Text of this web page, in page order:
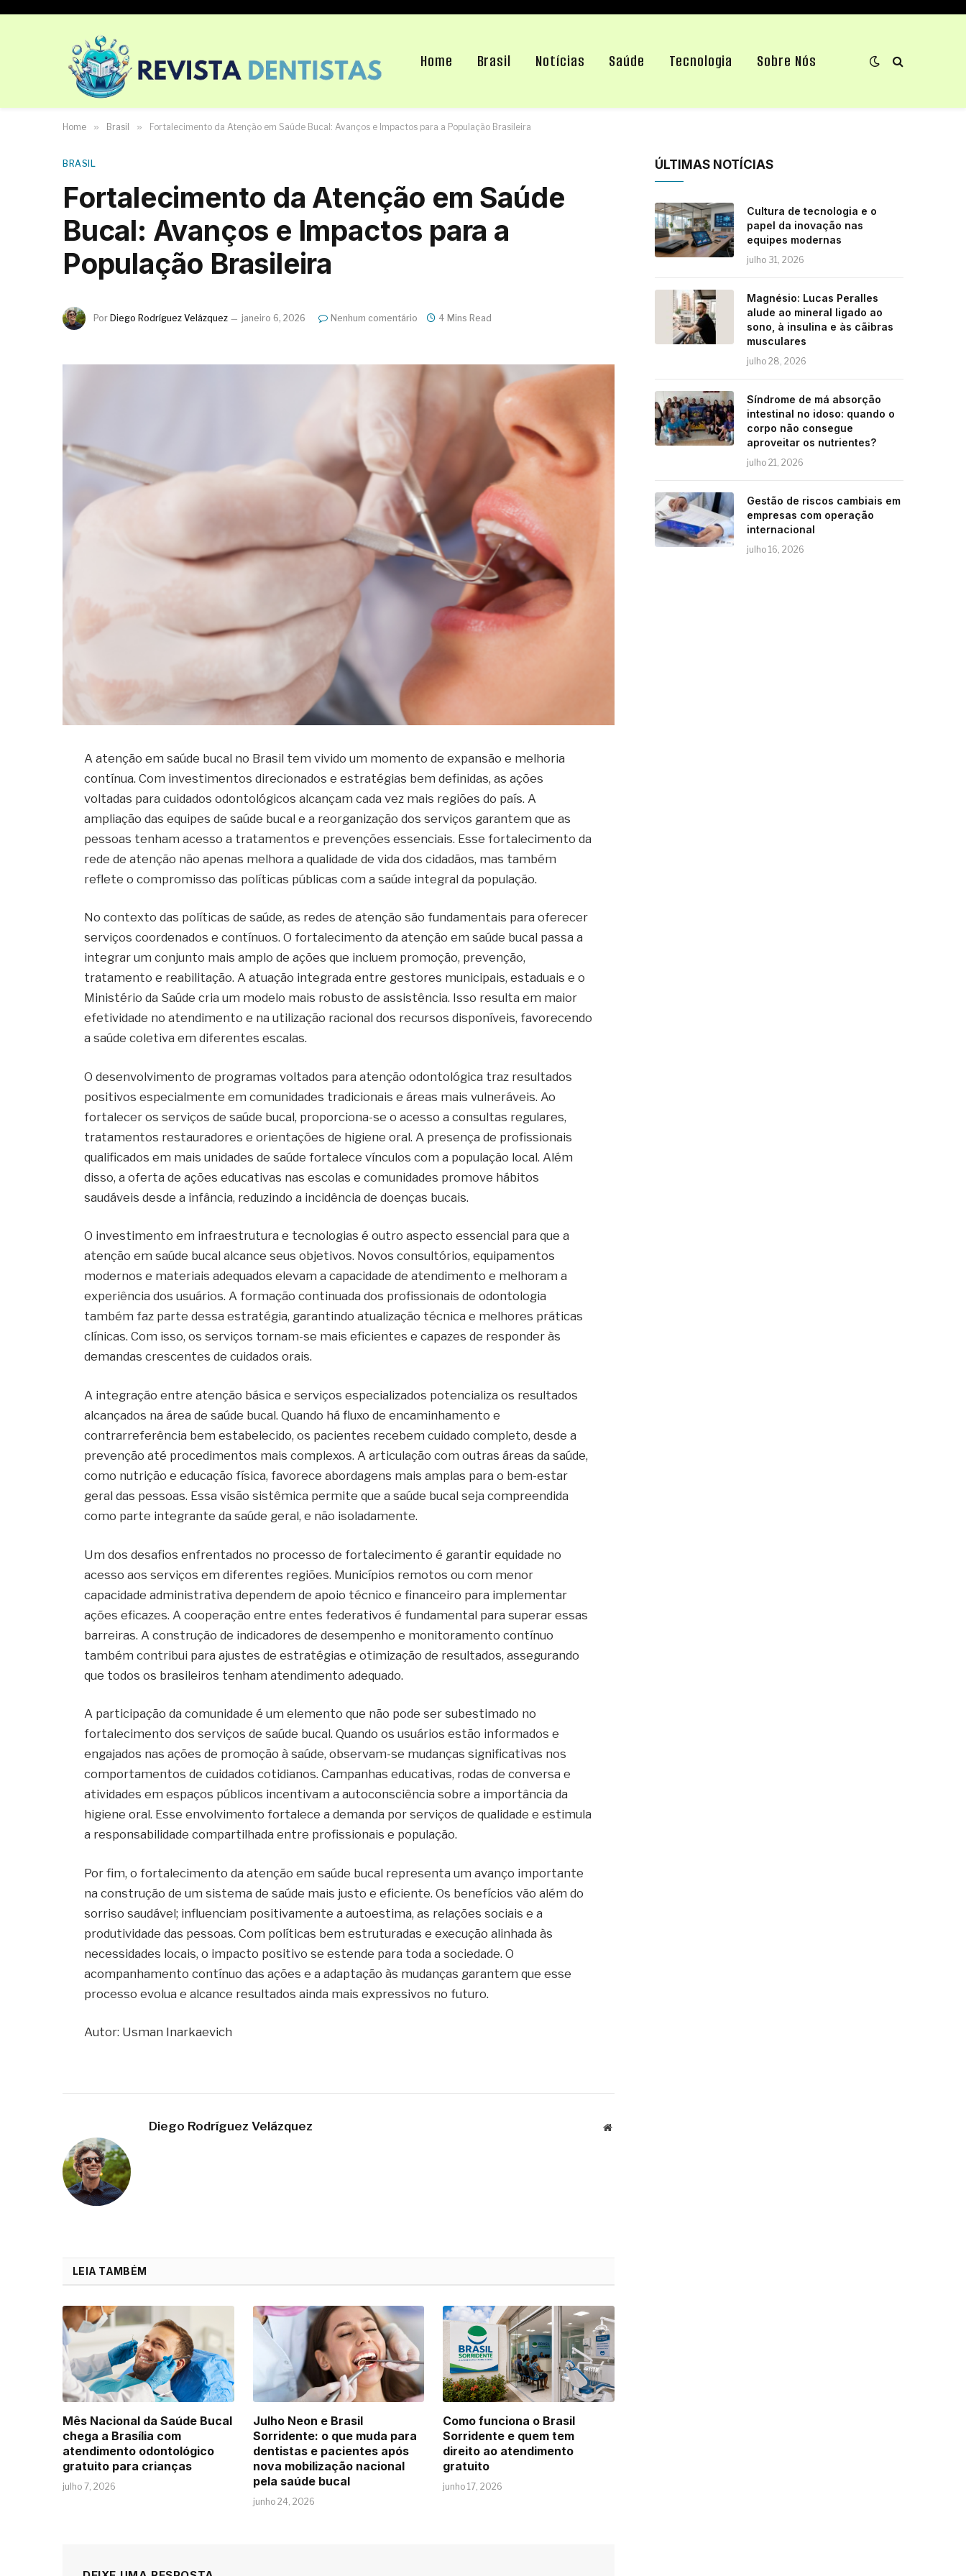
Home Brasil Notícias Saúde Tecnologia Sobre Nós
Home » Brasil » Fortalecimento da Atenção em Saúde Bucal: Avanços e Impactos para a População Brasileira
BRASIL
Fortalecimento da Atenção em Saúde
Bucal: Avanços e Impactos para a
População Brasileira
Por Diego Rodríguez Velázquez janeiro 6, 2026 Nenhum comentário 4 Mins Read
A atenção em saúde bucal no Brasil tem vivido um momento de expansão e melhoria
contínua. Com investimentos direcionados e estratégias bem definidas, as ações
voltadas para cuidados odontológicos alcançam cada vez mais regiões do país. A
ampliação das equipes de saúde bucal e a reorganização dos serviços garantem que as
pessoas tenham acesso a tratamentos e prevenções essenciais. Esse fortalecimento da
rede de atenção não apenas melhora a qualidade de vida dos cidadãos, mas também
reflete o compromisso das políticas públicas com a saúde integral da população.
No contexto das políticas de saúde, as redes de atenção são fundamentais para oferecer
serviços coordenados e contínuos. O fortalecimento da atenção em saúde bucal passa a
integrar um conjunto mais amplo de ações que incluem promoção, prevenção,
tratamento e reabilitação. A atuação integrada entre gestores municipais, estaduais e o
Ministério da Saúde cria um modelo mais robusto de assistência. Isso resulta em maior
efetividade no atendimento e na utilização racional dos recursos disponíveis, favorecendo
a saúde coletiva em diferentes escalas.
O desenvolvimento de programas voltados para atenção odontológica traz resultados
positivos especialmente em comunidades tradicionais e áreas mais vulneráveis. Ao
fortalecer os serviços de saúde bucal, proporciona-se o acesso a consultas regulares,
tratamentos restauradores e orientações de higiene oral. A presença de profissionais
qualificados em mais unidades de saúde fortalece vínculos com a população local. Além
disso, a oferta de ações educativas nas escolas e comunidades promove hábitos
saudáveis desde a infância, reduzindo a incidência de doenças bucais.
O investimento em infraestrutura e tecnologias é outro aspecto essencial para que a
atenção em saúde bucal alcance seus objetivos. Novos consultórios, equipamentos
modernos e materiais adequados elevam a capacidade de atendimento e melhoram a
experiência dos usuários. A formação continuada dos profissionais de odontologia
também faz parte dessa estratégia, garantindo atualização técnica e melhores práticas
clínicas. Com isso, os serviços tornam-se mais eficientes e capazes de responder às
demandas crescentes de cuidados orais.
A integração entre atenção básica e serviços especializados potencializa os resultados
alcançados na área de saúde bucal. Quando há fluxo de encaminhamento e
contrarreferência bem estabelecido, os pacientes recebem cuidado completo, desde a
prevenção até procedimentos mais complexos. A articulação com outras áreas da saúde,
como nutrição e educação física, favorece abordagens mais amplas para o bem-estar
geral das pessoas. Essa visão sistêmica permite que a saúde bucal seja compreendida
como parte integrante da saúde geral, e não isoladamente.
Um dos desafios enfrentados no processo de fortalecimento é garantir equidade no
acesso aos serviços em diferentes regiões. Municípios remotos ou com menor
capacidade administrativa dependem de apoio técnico e financeiro para implementar
ações eficazes. A cooperação entre entes federativos é fundamental para superar essas
barreiras. A construção de indicadores de desempenho e monitoramento contínuo
também contribui para ajustes de estratégias e otimização de resultados, assegurando
que todos os brasileiros tenham atendimento adequado.
A participação da comunidade é um elemento que não pode ser subestimado no
fortalecimento dos serviços de saúde bucal. Quando os usuários estão informados e
engajados nas ações de promoção à saúde, observam-se mudanças significativas nos
comportamentos de cuidados cotidianos. Campanhas educativas, rodas de conversa e
atividades em espaços públicos incentivam a autoconsciência sobre a importância da
higiene oral. Esse envolvimento fortalece a demanda por serviços de qualidade e estimula
a responsabilidade compartilhada entre profissionais e população.
Por fim, o fortalecimento da atenção em saúde bucal representa um avanço importante
na construção de um sistema de saúde mais justo e eficiente. Os benefícios vão além do
sorriso saudável; influenciam positivamente a autoestima, as relações sociais e a
produtividade das pessoas. Com políticas bem estruturadas e execução alinhada às
necessidades locais, o impacto positivo se estende para toda a sociedade. O
acompanhamento contínuo das ações e a adaptação às mudanças garantem que esse
processo evolua e alcance resultados ainda mais expressivos no futuro.
Autor: Usman Inarkaevich
Diego Rodríguez Velázquez Website
LEIA TAMBÉM
Mês Nacional da Saúde Bucal
chega a Brasília com
atendimento odontológico
gratuito para crianças
julho 7, 2026
Julho Neon e Brasil
Sorridente: o que muda para
dentistas e pacientes após
nova mobilização nacional
pela saúde bucal
junho 24, 2026
Como funciona o Brasil
Sorridente e quem tem
direito ao atendimento
gratuito
junho 17, 2026
ÚLTIMAS NOTÍCIAS
Cultura de tecnologia e o
papel da inovação nas
equipes modernas
julho 31, 2026
Magnésio: Lucas Peralles
alude ao mineral ligado ao
sono, à insulina e às cãibras
musculares
julho 28, 2026
Síndrome de má absorção
intestinal no idoso: quando o
corpo não consegue
aproveitar os nutrientes?
julho 21, 2026
Gestão de riscos cambiais em
empresas com operação
internacional
julho 16, 2026